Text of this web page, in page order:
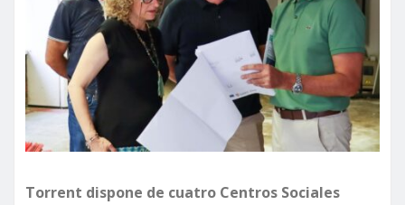
Torrent dispone de cuatro Centros Sociales